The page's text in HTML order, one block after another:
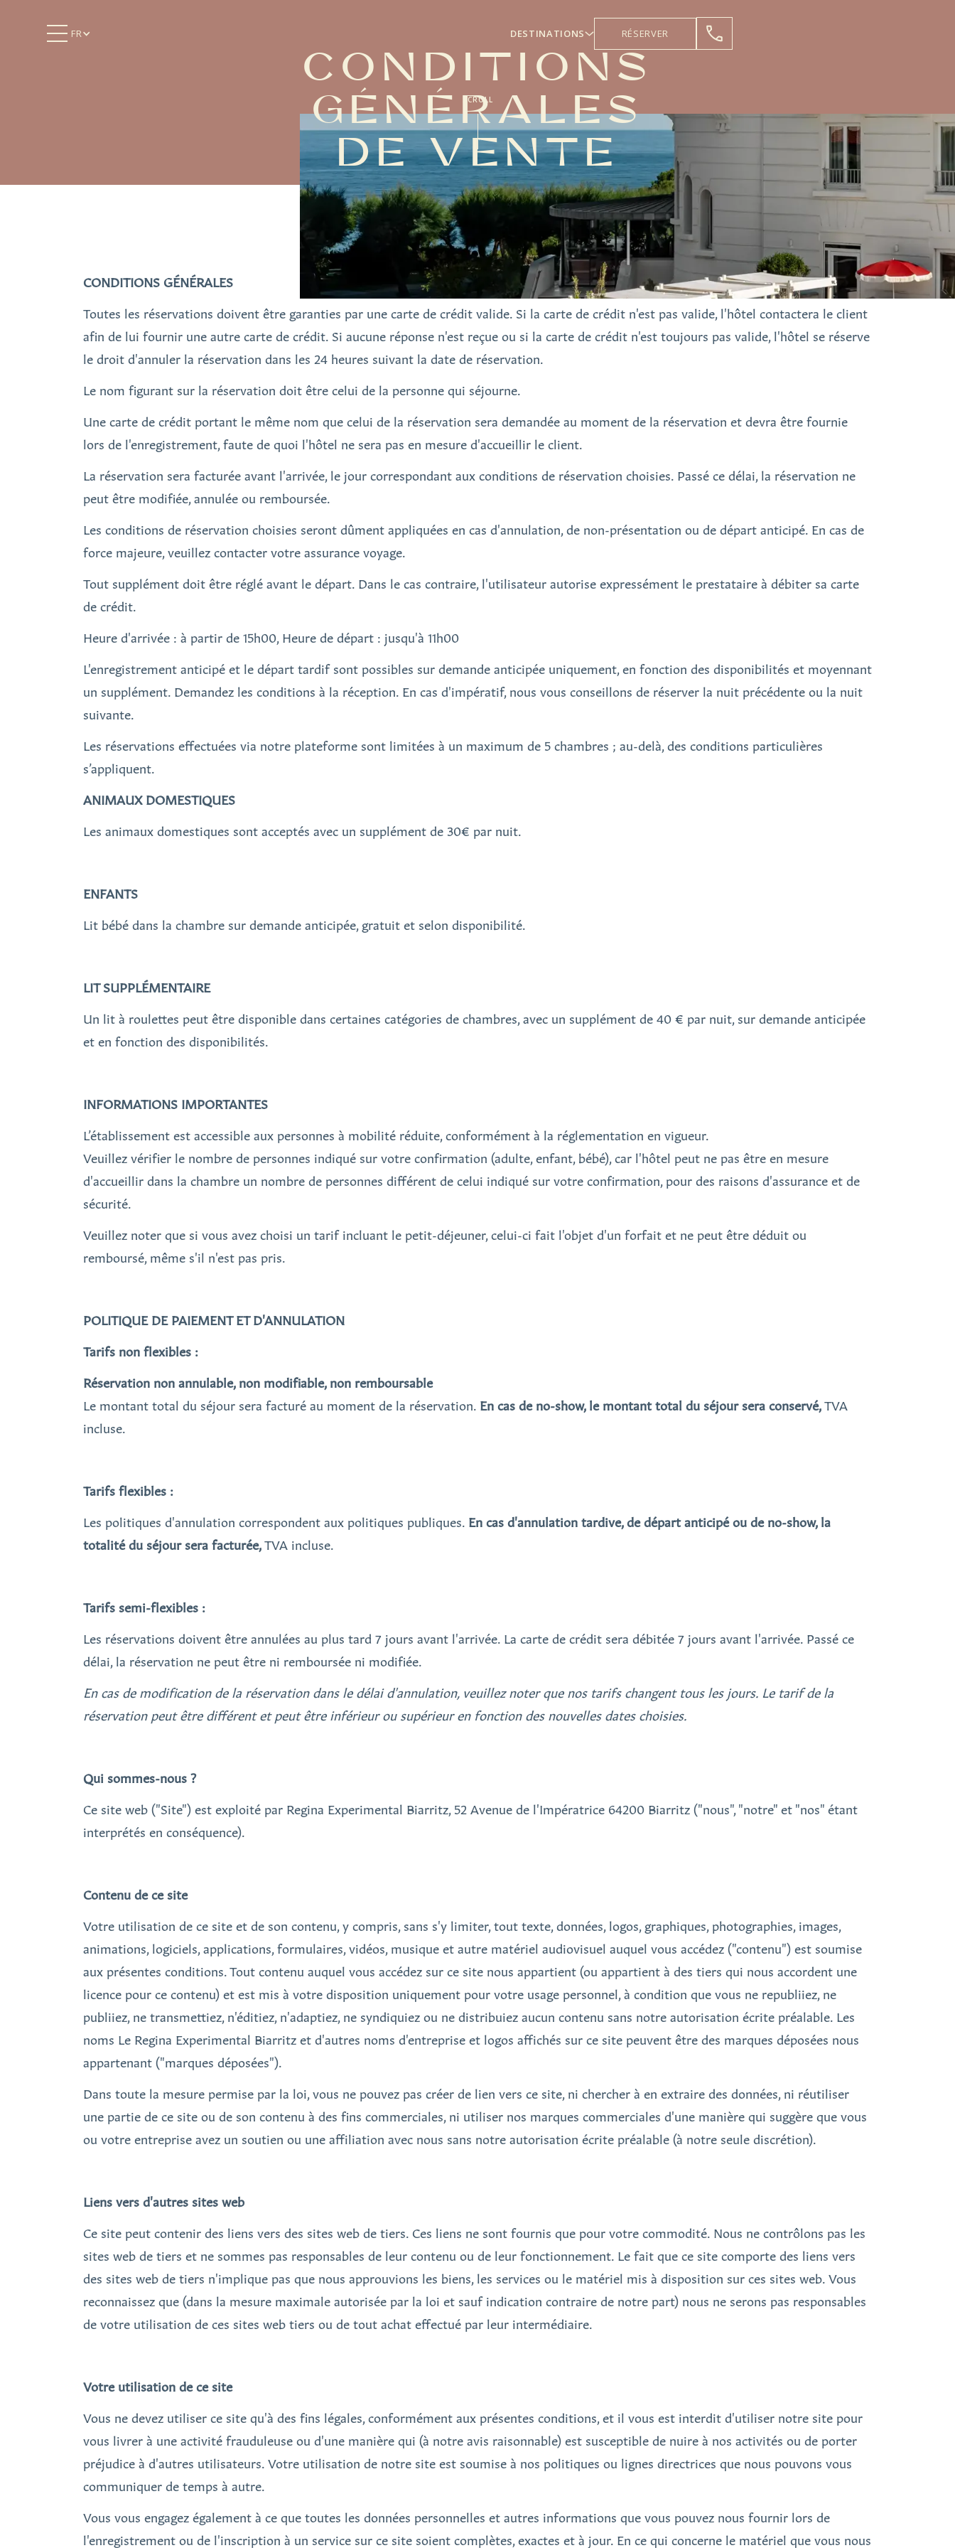
FR DESTINATIONS RÉSERVER
CONDITIONS
GÉNÉRALES
DE VENTE
SCROLL
CONDITIONS GÉNÉRALES
Toutes les réservations doivent être garanties par une carte de crédit valide. Si la carte de crédit n'est pas valide, l'hôtel contactera le client
afin de lui fournir une autre carte de crédit. Si aucune réponse n'est reçue ou si la carte de crédit n'est toujours pas valide, l'hôtel se réserve
le droit d'annuler la réservation dans les 24 heures suivant la date de réservation.
Le nom figurant sur la réservation doit être celui de la personne qui séjourne.
Une carte de crédit portant le même nom que celui de la réservation sera demandée au moment de la réservation et devra être fournie
lors de l'enregistrement, faute de quoi l'hôtel ne sera pas en mesure d'accueillir le client.
La réservation sera facturée avant l'arrivée, le jour correspondant aux conditions de réservation choisies. Passé ce délai, la réservation ne
peut être modifiée, annulée ou remboursée.
Les conditions de réservation choisies seront dûment appliquées en cas d'annulation, de non-présentation ou de départ anticipé. En cas de
force majeure, veuillez contacter votre assurance voyage.
Tout supplément doit être réglé avant le départ. Dans le cas contraire, l'utilisateur autorise expressément le prestataire à débiter sa carte
de crédit.
Heure d'arrivée : à partir de 15h00, Heure de départ : jusqu'à 11h00
L'enregistrement anticipé et le départ tardif sont possibles sur demande anticipée uniquement, en fonction des disponibilités et moyennant
un supplément. Demandez les conditions à la réception. En cas d'impératif, nous vous conseillons de réserver la nuit précédente ou la nuit
suivante.
Les réservations effectuées via notre plateforme sont limitées à un maximum de 5 chambres ; au-delà, des conditions particulières
s’appliquent.
ANIMAUX DOMESTIQUES
Les animaux domestiques sont acceptés avec un supplément de 30€ par nuit.
ENFANTS
Lit bébé dans la chambre sur demande anticipée, gratuit et selon disponibilité.
LIT SUPPLÉMENTAIRE
Un lit à roulettes peut être disponible dans certaines catégories de chambres, avec un supplément de 40 € par nuit, sur demande anticipée
et en fonction des disponibilités.
INFORMATIONS IMPORTANTES
L’établissement est accessible aux personnes à mobilité réduite, conformément à la réglementation en vigueur.
Veuillez vérifier le nombre de personnes indiqué sur votre confirmation (adulte, enfant, bébé), car l'hôtel peut ne pas être en mesure
d'accueillir dans la chambre un nombre de personnes différent de celui indiqué sur votre confirmation, pour des raisons d'assurance et de
sécurité.
Veuillez noter que si vous avez choisi un tarif incluant le petit-déjeuner, celui-ci fait l'objet d'un forfait et ne peut être déduit ou
remboursé, même s'il n'est pas pris.
POLITIQUE DE PAIEMENT ET D'ANNULATION
Tarifs non flexibles :
Réservation non annulable, non modifiable, non remboursable
Le montant total du séjour sera facturé au moment de la réservation. En cas de no-show, le montant total du séjour sera conservé,TVA
incluse.
Tarifs flexibles :
Les politiques d'annulation correspondent aux politiques publiques. En cas d'annulation tardive, de départ anticipé ou de no-show, la
totalité du séjour sera facturée,TVA incluse.
Tarifs semi-flexibles :
Les réservations doivent être annulées au plus tard 7 jours avant l'arrivée. La carte de crédit sera débitée 7 jours avant l'arrivée. Passé ce
délai, la réservation ne peut être ni remboursée ni modifiée.
En cas de modification de la réservation dans le délai d'annulation, veuillez noter que nos tarifs changent tous les jours. Le tarif de la
réservation peut être différent et peut être inférieur ou supérieur en fonction des nouvelles dates choisies.
Qui sommes-nous ?
Ce site web ("Site") est exploité par Regina Experimental Biarritz, 52 Avenue de l'Impératrice 64200 Biarritz ("nous", "notre" et "nos" étant
interprétés en conséquence).
Contenu de ce site
Votre utilisation de ce site et de son contenu, y compris, sans s'y limiter, tout texte, données, logos, graphiques, photographies, images,
animations, logiciels, applications, formulaires, vidéos, musique et autre matériel audiovisuel auquel vous accédez ("contenu") est soumise
aux présentes conditions. Tout contenu auquel vous accédez sur ce site nous appartient (ou appartient à des tiers qui nous accordent une
licence pour ce contenu) et est mis à votre disposition uniquement pour votre usage personnel, à condition que vous ne republiiez, ne
publiiez, ne transmettiez, n'éditiez, n'adaptiez, ne syndiquiez ou ne distribuiez aucun contenu sans notre autorisation écrite préalable. Les
noms Le Regina Experimental Biarritz et d'autres noms d'entreprise et logos affichés sur ce site peuvent être des marques déposées nous
appartenant ("marques déposées").
Dans toute la mesure permise par la loi, vous ne pouvez pas créer de lien vers ce site, ni chercher à en extraire des données, ni réutiliser
une partie de ce site ou de son contenu à des fins commerciales, ni utiliser nos marques commerciales d'une manière qui suggère que vous
ou votre entreprise avez un soutien ou une affiliation avec nous sans notre autorisation écrite préalable (à notre seule discrétion).
Liens vers d'autres sites web
Ce site peut contenir des liens vers des sites web de tiers. Ces liens ne sont fournis que pour votre commodité. Nous ne contrôlons pas les
sites web de tiers et ne sommes pas responsables de leur contenu ou de leur fonctionnement. Le fait que ce site comporte des liens vers
des sites web de tiers n'implique pas que nous approuvions les biens, les services ou le matériel mis à disposition sur ces sites web. Vous
reconnaissez que (dans la mesure maximale autorisée par la loi et sauf indication contraire de notre part) nous ne serons pas responsables
de votre utilisation de ces sites web tiers ou de tout achat effectué par leur intermédiaire.
Votre utilisation de ce site
Vous ne devez utiliser ce site qu'à des fins légales, conformément aux présentes conditions, et il vous est interdit d'utiliser notre site pour
vous livrer à une activité frauduleuse ou d'une manière qui (à notre avis raisonnable) est susceptible de nuire à nos activités ou de porter
préjudice à d'autres utilisateurs. Votre utilisation de notre site est soumise à nos politiques ou lignes directrices que nous pouvons vous
communiquer de temps à autre.
Vous vous engagez également à ce que toutes les données personnelles et autres informations que vous pouvez nous fournir lors de
l'enregistrement ou de l'inscription à un service sur ce site soient complètes, exactes et à jour. En ce qui concerne le matériel que vous nous